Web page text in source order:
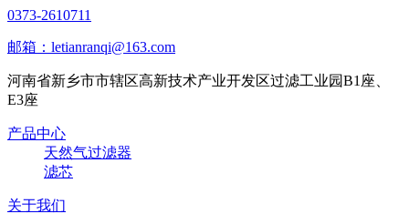
0373-2610711
邮箱：letianranqi@163.com
河南省新乡市市辖区高新技术产业开发区过滤工业园B1座、
E3座
产品中心
天然气过滤器
滤芯
关于我们